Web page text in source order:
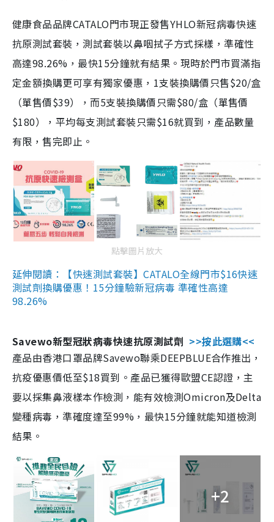
健康食品品牌CATALO門市現正發售YHLO新冠病毒快速
抗原測試套裝，測試套裝以鼻咽拭子方式採樣，準確性
高達98.26%，最快15分鐘就有結果。現時於門市買滿指
定金額換購更可享有獨家優惠，1支裝換購價只售$20/盒
（單售價$39），而5支裝換購價只需$80/盒（單售價
$180），平均每支測試套裝只需$16就買到，產品數量
有限，售完即止。
點擊圖片放大
延伸閱讀：【快速測試套裝】CATALO全線門市$16快速
測試劑換購優惠！15分鐘驗新冠病毒 準確性高達
98.26%
Savewo新型冠狀病毒快速抗原測試劑 >>按此選購<<
產品由香港口罩品牌Savewo聯乘DEEPBLUE合作推出，
抗疫優惠價低至$18買到。產品已獲得歐盟CE認證，主
要以採集鼻液樣本作檢測，能有效檢測Omicron及Delta
變種病毒，準確度達至99%，最快15分鐘就能知道檢測
結果。
+2